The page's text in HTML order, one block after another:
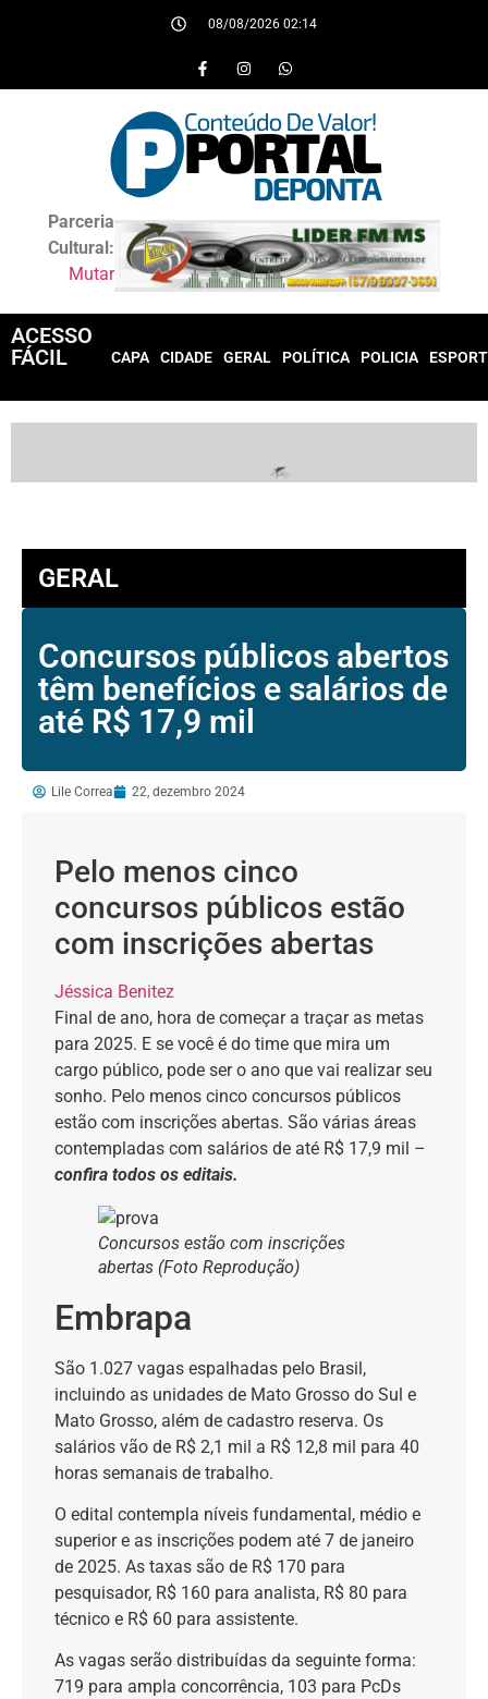
08/08/2026 02:14
Parceria
Cultural:
Mutar
ACESSO
FÁCIL
CAPA CIDADE GERAL POLÍTICA POLICIA
GERAL
Concursos públicos abertos
têm benefícios e salários de
até R$ 17,9 mil
Lile Correa 22, dezembro 2024
Pelo menos cinco
concursos públicos estão
com inscrições abertas
Jéssica Benitez
Final de ano, hora de começar a traçar as metas
para 2025. E se você é do time que mira um
cargo público, pode ser o ano que vai realizar seu
sonho. Pelo menos cinco concursos públicos
estão com inscrições abertas. São várias áreas
contempladas com salários de até R$ 17,9 mil –
confira todos os editais.
Concursos estão com inscrições
abertas (Foto Reprodução)
Embrapa
São 1.027 vagas espalhadas pelo Brasil,
incluindo as unidades de Mato Grosso do Sul e
Mato Grosso, além de cadastro reserva. Os
salários vão de R$ 2,1 mil a R$ 12,8 mil para 40
horas semanais de trabalho.
O edital contempla níveis fundamental, médio e
superior e as inscrições podem até 7 de janeiro
de 2025. As taxas são de R$ 170 para
pesquisador, R$ 160 para analista, R$ 80 para
técnico e R$ 60 para assistente.
As vagas serão distribuídas da seguinte forma:
719 para ampla concorrência, 103 para PcDs